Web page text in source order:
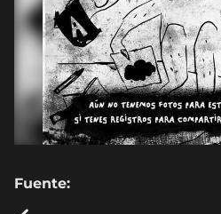
Fuente: